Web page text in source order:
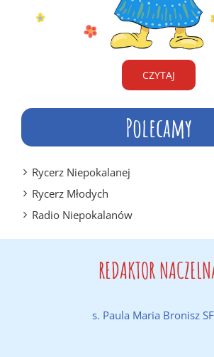
CZYTAJ
Polecamy
Rycerz Niepokalanej
Rycerz Młodych
Radio Niepokalanów
REDAKTOR
s. Paula Maria Bronisz